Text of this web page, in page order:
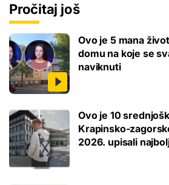
Pročitaj još
Ovo je 5 mana
domu na koje se
naviknuti
Ovo je 10
Krapinsko-
2026. upisali